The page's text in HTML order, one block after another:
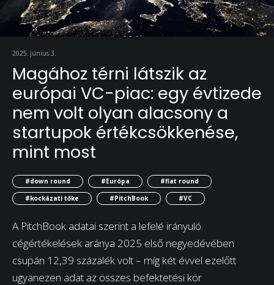
2025. június 3.
Magához térni látszik az
európai VC-piac: egy évtizede
nem volt olyan alacsony a
startupok értékcsökkenése,
mint most
#down round #Európa
#flat round
#kockázati tőke
#PitchBook #VC
A PitchBook adatai szerint a lefelé irányuló
cégértékelések aránya 2025 első negyedévében
csupán 12,39 százalék volt – míg két évvel ezelőtt
ugyanezen adat az összes befektetési kör